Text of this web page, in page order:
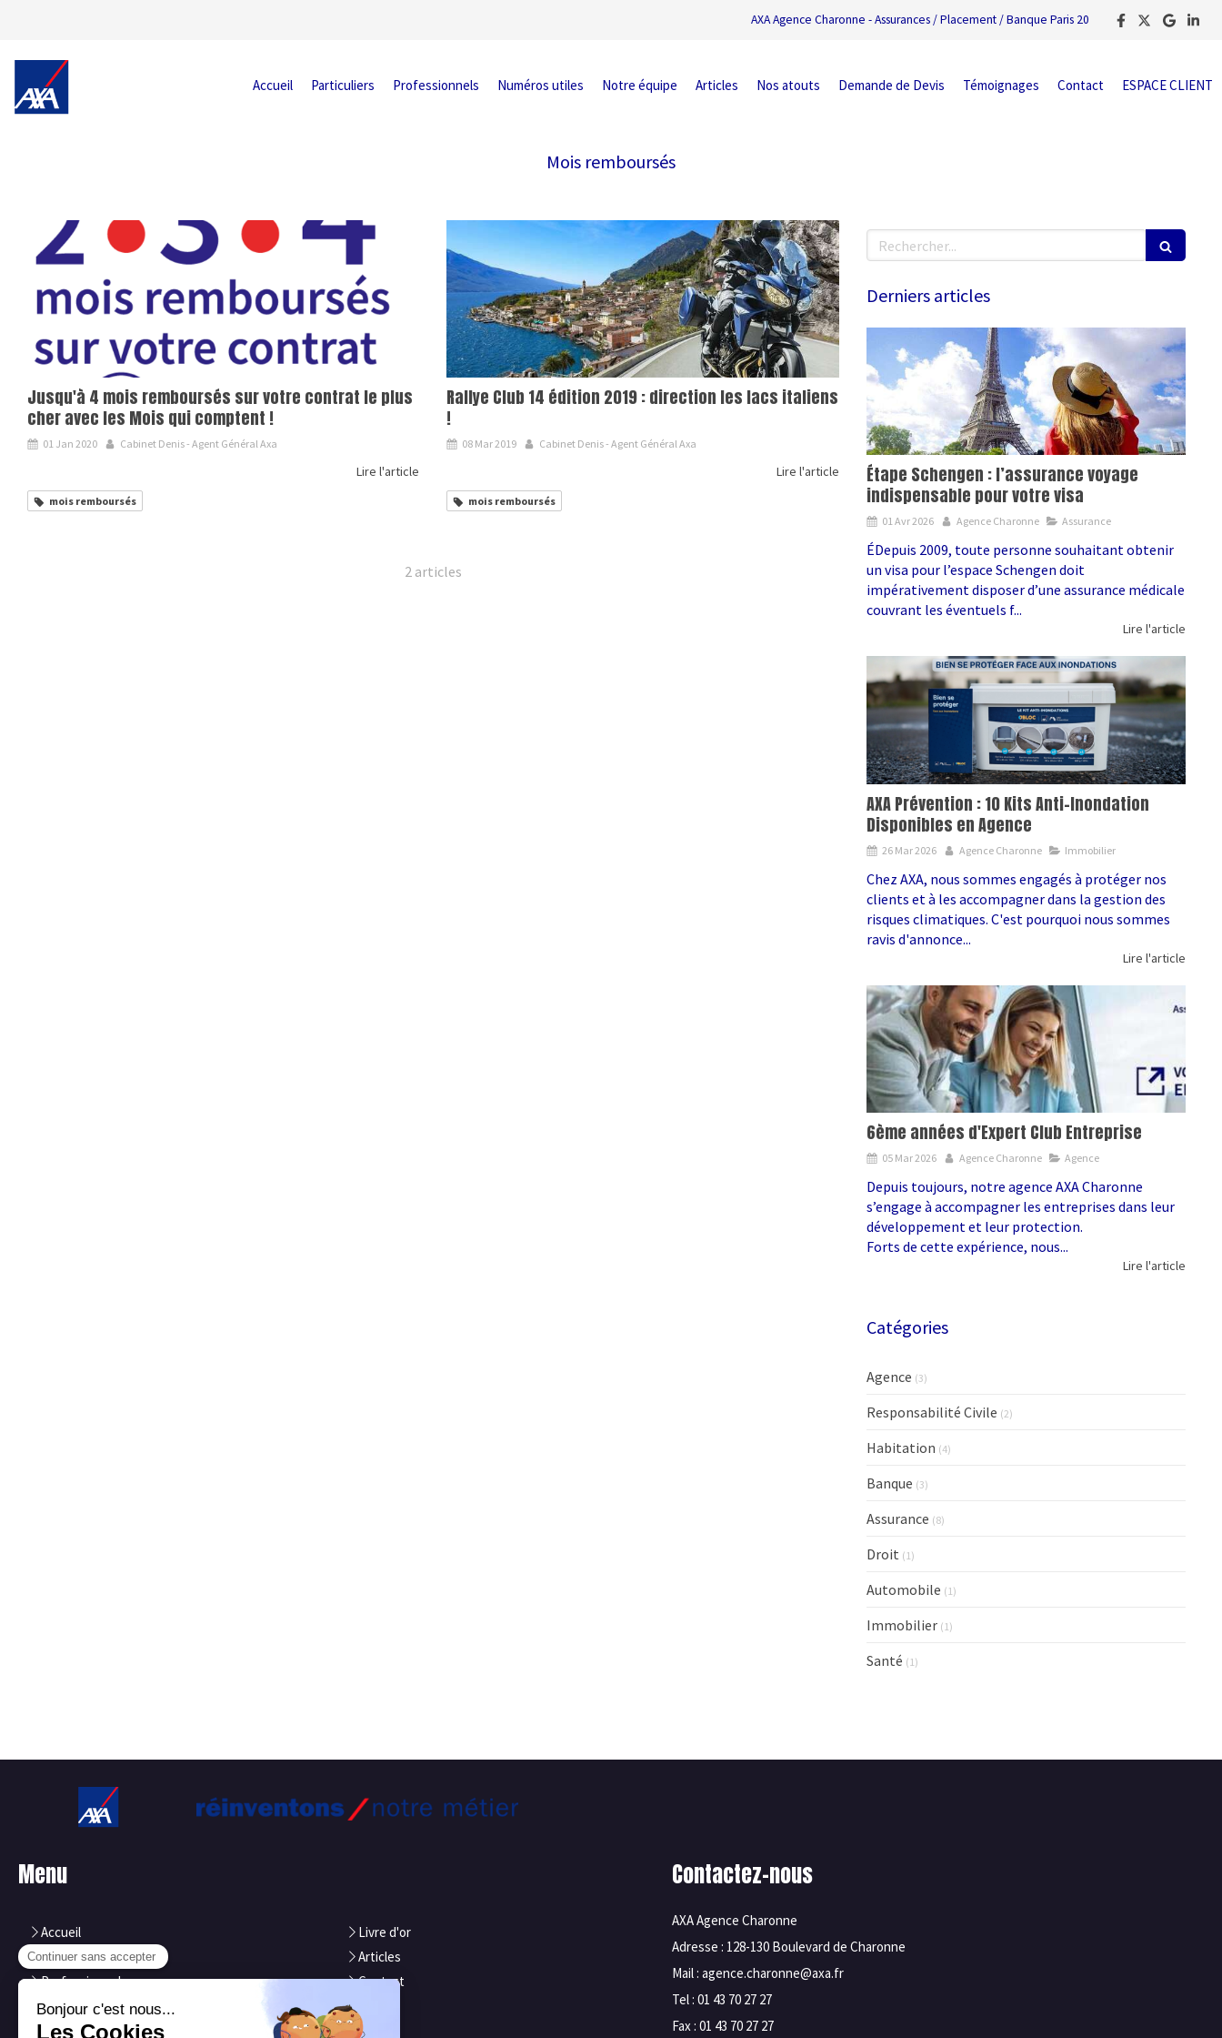
AXA Agence Charonne - Assurances / Placement / Banque Paris 20
Accueil Particuliers Professionnels Numéros utiles Notre équipe Articles Nos atouts Demande de Devis Témoignages Contact ESPACE CLIENT
Mois remboursés
Jusqu'à 4 mois remboursés sur votre contrat le plus
cher avec les Mois qui comptent !
01 Jan 2020 Cabinet Denis - Agent Général Axa
Lire l'article
mois remboursés
Rallye Club 14 édition 2019 : direction les lacs italiens
!
08 Mar 2019 Cabinet Denis - Agent Général Axa
Lire l'article
mois remboursés
2 articles
Rechercher
Derniers articles
Étape Schengen : l’assurance voyage
indispensable pour votre visa
01 Avr 2026 Agence Charonne Assurance
ÉDepuis 2009, toute personne souhaitant obtenir
un visa pour l’espace Schengen doit
impérativement disposer d’une assurance médicale
couvrant les éventuels f...
Lire l'article
AXA Prévention : 10 Kits Anti-Inondation
Disponibles en Agence
26 Mar 2026 Agence Charonne Immobilier
Chez AXA, nous sommes engagés à protéger nos
clients et à les accompagner dans la gestion des
risques climatiques. C'est pourquoi nous sommes
ravis d'annonce...
Lire l'article
6ème années d'Expert Club Entreprise
05 Mar 2026 Agence Charonne Agence
Depuis toujours, notre agence AXA Charonne
s’engage à accompagner les entreprises dans leur
développement et leur protection.
Forts de cette expérience, nous...
Lire l'article
Catégories
Agence (3)
Responsabilité Civile (2)
Habitation (4)
Banque (3)
Assurance (8)
Droit (1)
Automobile (1)
Immobilier (1)
Santé (1)
Menu
Accueil
Particuliers
Professionnels
Notre équipe
Nos atouts
Livre d'or
Articles
Contact
Contactez-nous
AXA Agence Charonne
Adresse : 128-130 Boulevard de Charonne
Mail : agence.charonne@axa.fr
Tel : 01 43 70 27 27
Fax : 01 43 70 27 27